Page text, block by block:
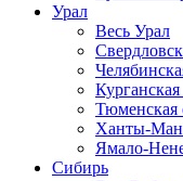
Урал
Весь Урал
Курганская
Тюменская
Ханты-
Ямало-
Сибирь